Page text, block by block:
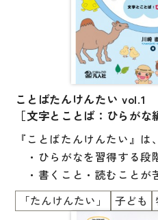
スペイン語辞典
ドイツ語辞典
ポルトガル語辞典
ロシア語辞典
各国語辞典
国語辞典
語学・文法辞典
本教材を通した学習・支援
い時間を過ごせるように、
ゲームやクイズなどの要素
巻頭には、日本語教育と特
学習項目の解説と支援のヒ
ことばたんけんたい vol.1
［文字とことば：ひらがな
『ことばたんけんたい』は、
・ひらがなを習得する段
・書くこと・読むことが
・外国にルーツを持つ子
を主な対象にしています。
「たんけんたい」 子ども